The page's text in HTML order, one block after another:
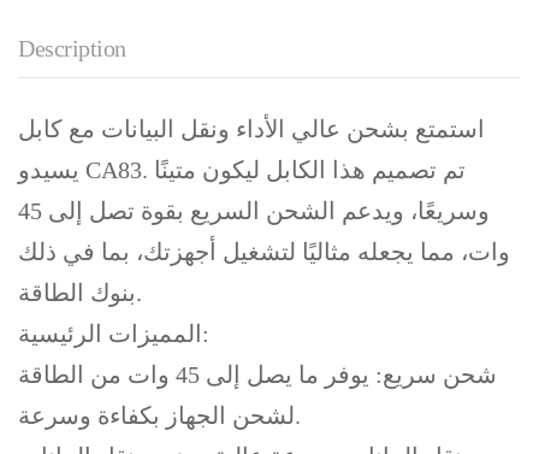
Description
استمتع بشحن عالي الأداء ونقل البيانات مع كابل
يسيدو CA83. تم تصميم هذا الكابل ليكون متينًا
وسريعًا، ويدعم الشحن السريع بقوة تصل إلى 45
وات، مما يجعله مثاليًا لتشغيل أجهزتك، بما في ذلك
بنوك الطاقة.
المميزات الرئيسية:
شحن سريع: يوفر ما يصل إلى 45 وات من الطاقة
لشحن الجهاز بكفاءة وسرعة.